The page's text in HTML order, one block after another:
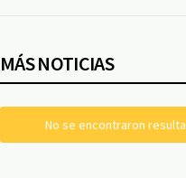
MÁS NOTICIAS
No se encontraron